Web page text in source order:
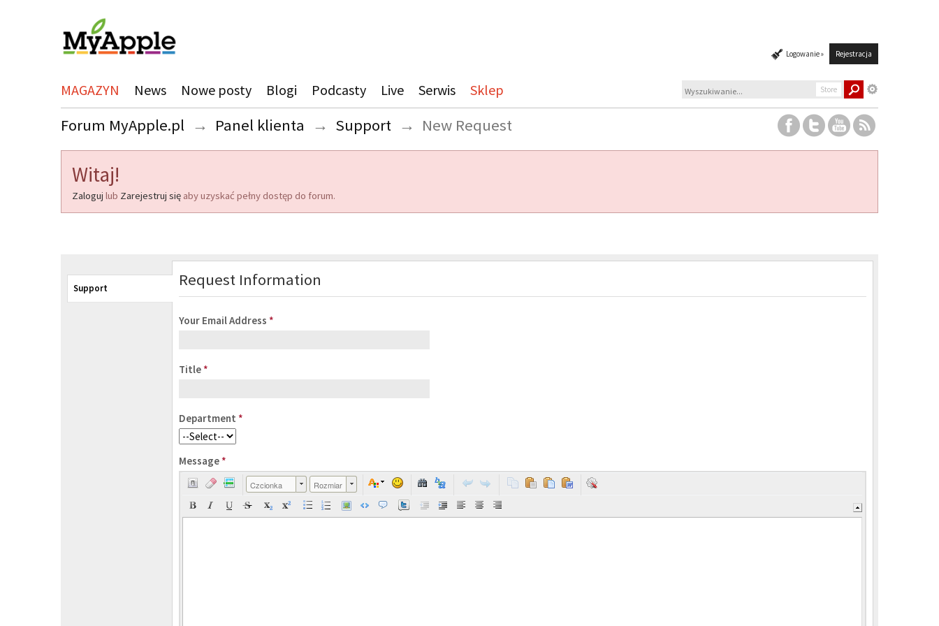
Logowanie » Rejestracja
MAGAZYN News Nowe posty Blogi Podcasty Live Serwis Sklep Store
Forum MyApple.pl → Panel klienta → Support → New Request
Witaj!
Zaloguj lub Zarejestruj się aby uzyskać pełny dostęp do forum.
Support Request Information
Your Email Address *
Title *
Department *
Message *
Czcionka Rozmiar